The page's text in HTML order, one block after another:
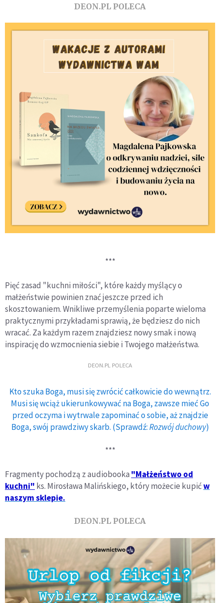
DEON.PL POLECA
***
Pięć zasad "kuchni miłości", które każdy myślący o
małżeństwie powinien znać jeszcze przed ich
skosztowaniem. Wnikliwe przemyślenia poparte wieloma
praktycznymi przykładami sprawią, że będziesz do nich
wracać. Za każdym razem znajdziesz nowy smak i nową
inspirację do wzmocnienia siebie i Twojego małżeństwa.
DEON.PL POLECA
Kto szuka Boga, musi się zwrócić całkowicie do wewnątrz.
Musi się wciąż ukierunkowywać na Boga, zawsze mieć Go
przed oczyma i wytrwale zapominać o sobie, aż znajdzie
Boga, swój prawdziwy skarb. (Sprawdź:Rozwój duchowy)
***
Fragmenty pochodzą z audiobooka "Małżeństwo od
kuchni" ks. Mirosława Malińskiego, który możecie kupićw
naszym sklepie.
DEON.PL POLECA